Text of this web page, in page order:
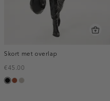
Skort met overlap
€45.00
zwart
bruintaupe,